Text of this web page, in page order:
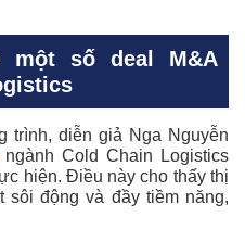
một số deal M&A
trình, diễn giả Nga Nguyễn
ngành Cold Chain Logistics
hiện. Điều này cho thấy thị
sôi động và đầy tiềm năng,